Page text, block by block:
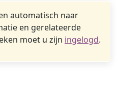
automatisch naar
en gerelateerde
moet u zijn ingelogd.